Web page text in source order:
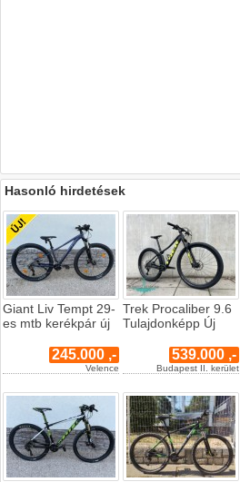
Hasonló hirdetések
Giant Liv Tempt 29-
es mtb kerékpár új
245.000 ,-
Velence
Trek Procaliber 9.6
Tulajdonképp Új
539.000 ,-
Budapest II. kerület